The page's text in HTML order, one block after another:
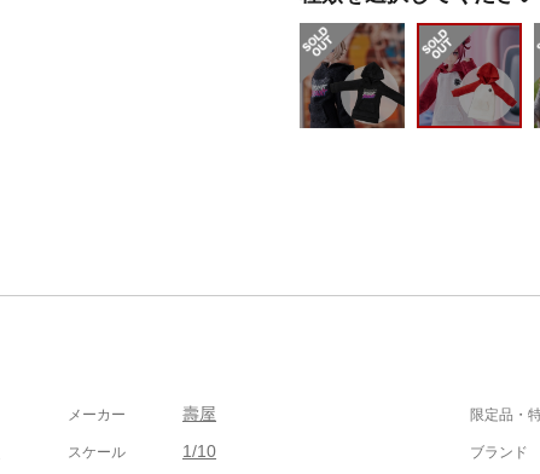
メーカー 壽屋 限定品・
スケール 1/10 ブランド